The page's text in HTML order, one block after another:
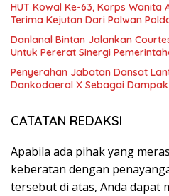
HUT Kowal Ke-63, Korps Wanita
Terima Kejutan Dari Polwan
Danlanal Bintan Jalankan
Untuk Pererat Sinergi
Penyerahan Jabatan Dansat
Dankodaeral X Sebagai
CATATAN REDAKSI
Apabila ada pihak yang
keberatan dengan
tersebut di atas, Anda dapat